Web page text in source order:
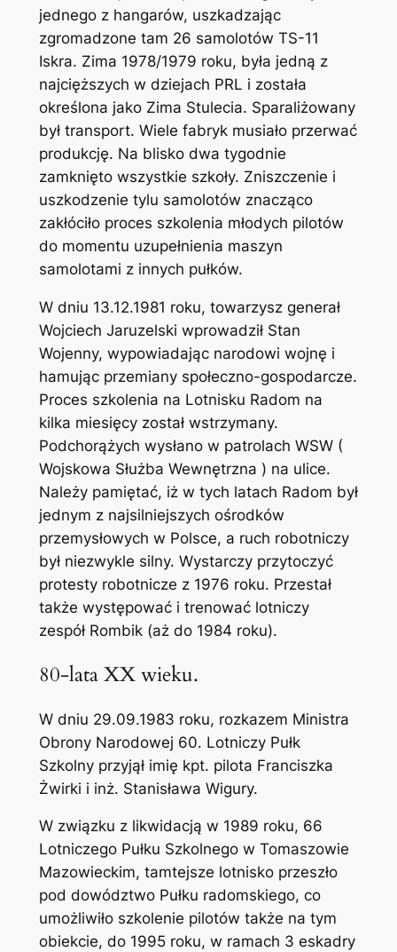
jednego z hangarów, uszkadzając
zgromadzone tam 26 samolotów TS-11
Iskra. Zima 1978/1979 roku, była jedną z
najcięższych w dziejach PRL i została
określona jako Zima Stulecia. Sparaliżowany
był transport. Wiele fabryk musiało przerwać
produkcję. Na blisko dwa tygodnie
zamknięto wszystkie szkoły. Zniszczenie i
uszkodzenie tylu samolotów znacząco
zakłóciło proces szkolenia młodych pilotów
do momentu uzupełnienia maszyn
samolotami z innych pułków.
W dniu 13.12.1981 roku, towarzysz generał
Wojciech Jaruzelski wprowadził Stan
Wojenny, wypowiadając narodowi wojnę i
hamując przemiany społeczno-gospodarcze.
Proces szkolenia na Lotnisku Radom na
kilka miesięcy został wstrzymany.
Podchorążych wysłano w patrolach WSW (
Wojskowa Służba Wewnętrzna ) na ulice.
Należy pamiętać, iż w tych latach Radom był
jednym z najsilniejszych ośrodków
przemysłowych w Polsce, a ruch robotniczy
był niezwykle silny. Wystarczy przytoczyć
protesty robotnicze z 1976 roku. Przestał
także występować i trenować lotniczy
zespół Rombik (aż do 1984 roku).
80-lata XX wieku.
W dniu 29.09.1983 roku, rozkazem Ministra
Obrony Narodowej 60. Lotniczy Pułk
Szkolny przyjął imię kpt. pilota Franciszka
Żwirki i inż. Stanisława Wigury.
W związku z likwidacją w 1989 roku, 66
Lotniczego Pułku Szkolnego w Tomaszowie
Mazowieckim, tamtejsze lotnisko przeszło
pod dowództwo Pułku radomskiego, co
umożliwiło szkolenie pilotów także na tym
obiekcie, do 1995 roku, w ramach 3 eskadry